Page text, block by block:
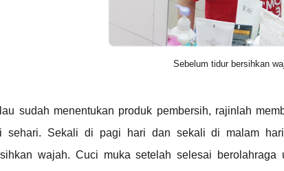
Sebelum tidur bersihkan
sudah menentukan produk pembersih, rajinlah
sehari. Sekali di pagi hari dan sekali di malam
wajah. Cuci muka setelah selesai